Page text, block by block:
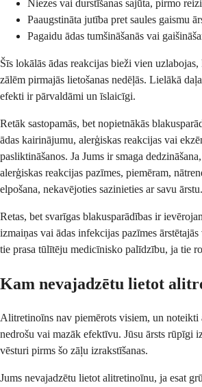
Niezes vai durstīšanas sajūta, pirmo
Paaugstināta jutība pret saules gaismu
Pagaidu ādas tumšināšanās vai
Šīs lokālās ādas reakcijas bieži vien
zālēm pirmajās lietošanas nedēļās. Lielākā
efekti ir pārvaldāmi un īslaicīgi.
Retāk sastopamās, bet nopietnākās
ādas kairinājumu, alerģiskas reakcijas vai
pasliktināšanos. Ja Jums ir smaga
alerģiskas reakcijas pazīmes, piemēram,
elpošana, nekavējoties sazinieties ar savu ārstu.
Retas, bet svarīgas blakusparādības ir
izmaiņas vai ādas infekcijas pazīmes
tie prasa tūlītēju medicīnisko palīdzību, ja tie
Kam nevajadzētu lietot
Alitretinoīns nav piemērots visiem, un noteikti
nedrošu vai mazāk efektīvu. Jūsu ārsts rūpīgi
vēsturi pirms šo zāļu izrakstīšanas.
Jums nevajadzētu lietot alitretinoīnu, ja esat